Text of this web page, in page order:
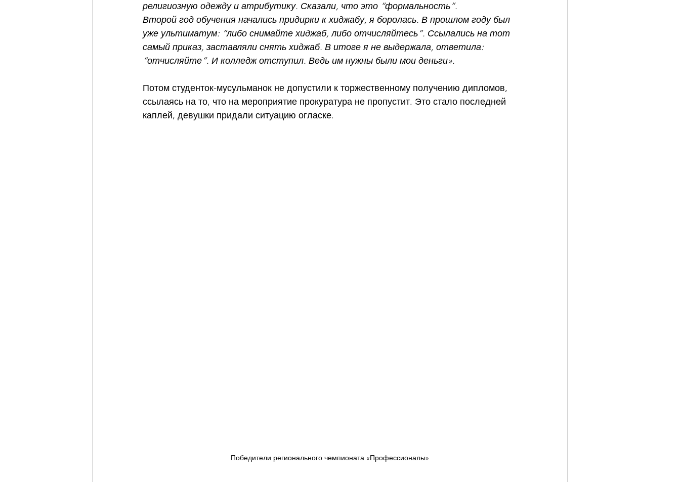
религиозную одежду и атрибутику. Сказали, что это “формальность”.
Второй год обучения начались придирки к хиджабу, я боролась. В прошлом году был
уже ультиматум: “либо снимайте хиджаб, либо отчисляйтесь”. Ссылались на тот
самый приказ, заставляли снять хиджаб. В итоге я не выдержала, ответила:
“отчисляйте”. И колледж отступил. Ведь им нужны были мои деньги».
Потом студенток-мусульманок не допустили к торжественному получению дипломов,
ссылаясь на то, что на мероприятие прокуратура не пропустит. Это стало последней
каплей, девушки придали ситуацию огласке.
Победители регионального чемпионата «Профессионалы»